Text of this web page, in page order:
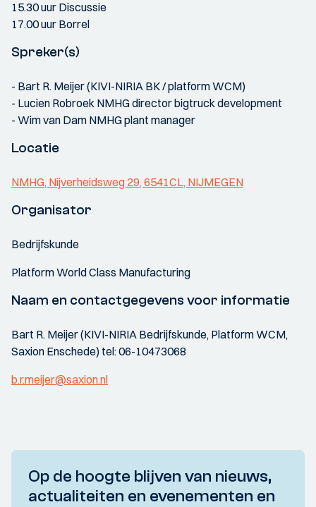
15.30 uur Discussie
17.00 uur Borrel
Spreker(s)
- Bart R. Meijer (KIVI-NIRIA BK / platform WCM)
- Lucien Robroek NMHG director bigtruck development
- Wim van Dam NMHG plant manager
Locatie
NMHG, Nijverheidsweg 29, 6541CL, NIJMEGEN
Organisator
Bedrijfskunde
Platform World Class Manufacturing
Naam en contactgegevens voor informatie
Bart R. Meijer (KIVI-NIRIA Bedrijfskunde, Platform WCM,
Saxion Enschede) tel: 06-10473068
b.r.meijer@saxion.nl
Op de hoogte blijven van nieuws,
actualiteiten en evenementen en